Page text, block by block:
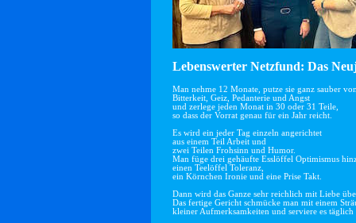
Lebenswerter Netzfund: Das
Man nehme 12 Monate, putze sie ganz sauber
Bitterkeit, Geiz, Pedanterie und Angst
und zerlege jeden Monat in 30 oder 31 Teile,
so dass der Vorrat genau für ein Jahr reicht.
Es wird ein jeder Tag einzeln angerichtet
aus einem Teil Arbeit und
zwei Teilen Frohsinn und Humor.
Man füge drei gehäufte Esslöffel Optimismus
einen Teelöffel Toleranz,
ein Körnchen Ironie und eine Prise Takt.
Dann wird das Ganze sehr reichlich mit Liebe
Das fertige Gericht schmücke man mit einem
kleiner Aufmerksamkeiten und serviere es